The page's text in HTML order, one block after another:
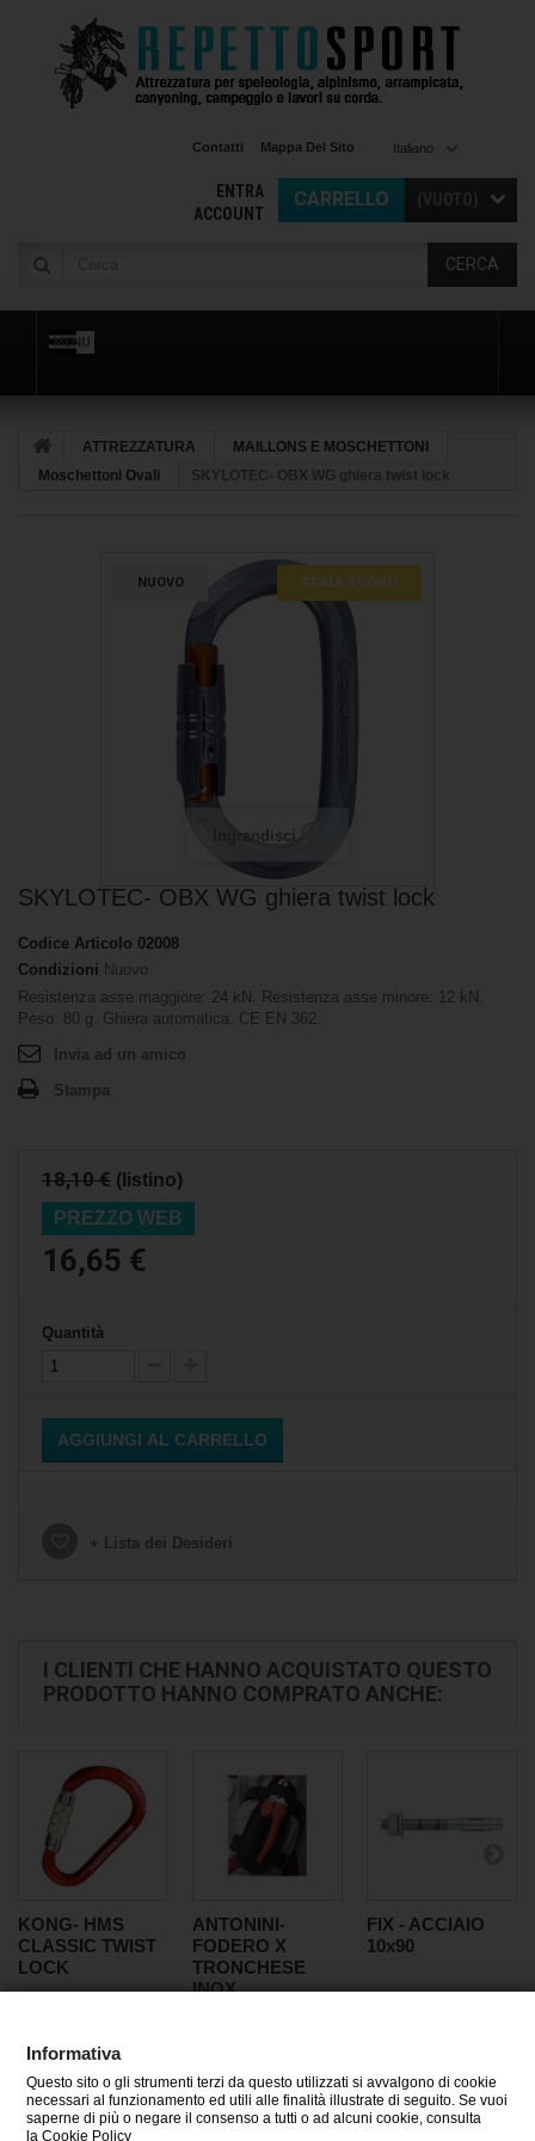
Italiano
Contatti Mappa Del Sito
CARRELLO
ENTRA
ACCOUNT
CERCA
MENU
ATTREZZATURA
MAILLONS E MOSCHETTONI
Moschettoni Ovali
SKYLOTEC- OBX WG ghiera twist lock
NUOVO SCALA SCONTI
Ingrandisci
SKYLOTEC- OBX WG ghiera twist lock
Codice Articolo 02008
Condizioni Nuovo
Resistenza asse maggiore: 24 kN. Resistenza asse minore: 12 kN.
Peso: 80 g. Ghiera automatica. CE EN 362.
Invia ad un amico
Stampa
18,10 € (listino)
PREZZO WEB
16,65 €
Quantità
AGGIUNGI AL CARRELLO
+ Lista dei Desideri
I CLIENTI CHE HANNO ACQUISTATO QUESTO
PRODOTTO HANNO COMPRATO ANCHE:
KONG- HMS
CLASSIC TWIST
LOCK
ANTONINI-
FODERO X
TRONCHESE
INOX
FIX - ACCIAIO
10x90
CATEGORIE
Informativa
Questo sito o gli strumenti terzi da questo utilizzati si avvalgono di cookie
necessari al funzionamento ed utili alle finalità illustrate di seguito. Se vuoi
saperne di più o negare il consenso a tutti o ad alcuni cookie, consulta
la Cookie Policy